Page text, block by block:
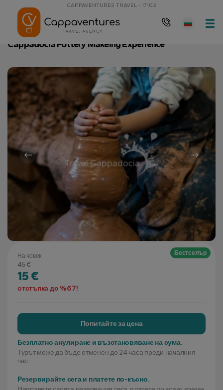
CAPPAVENTURES TRAVEL - 17102
Главна страница
Cappadocia Pottery Makeing Experience
На човек
45 €
15 €
отстъпка до %67!
Бестселър
Попитайте за цена
Безплатно анулиране и възстановяване на сума.
Турът може да бъде отменен до 24 часа преди началния
час.
Резервирайте сега и платете по-късно.